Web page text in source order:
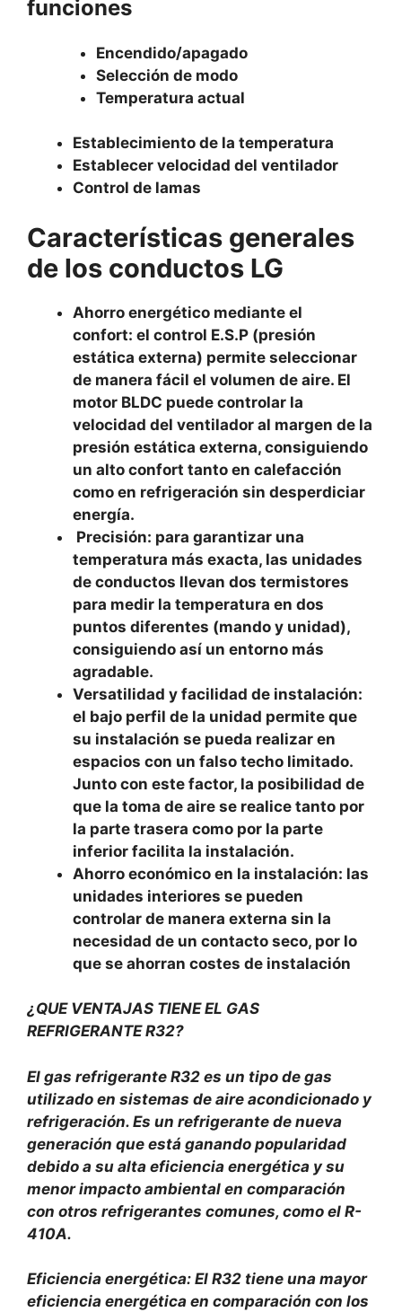
funciones
Encendido/apagado
Selección de modo
Temperatura actual
Establecimiento de la temperatura
Establecer velocidad del ventilador
Control de lamas
Características generales
de los conductos LG
Ahorro energético mediante el
confort: el control E.S.P (presión
estática externa) permite seleccionar
de manera fácil el volumen de aire. El
motor BLDC puede controlar la
velocidad del ventilador al margen de la
presión estática externa, consiguiendo
un alto confort tanto en calefacción
como en refrigeración sin desperdiciar
energía.
Precisión: para garantizar una
temperatura más exacta, las unidades
de conductos llevan dos termistores
para medir la temperatura en dos
puntos diferentes (mando y unidad),
consiguiendo así un entorno más
agradable.
Versatilidad y facilidad de instalación:
el bajo perfil de la unidad permite que
su instalación se pueda realizar en
espacios con un falso techo limitado.
Junto con este factor, la posibilidad de
que la toma de aire se realice tanto por
la parte trasera como por la parte
inferior facilita la instalación.
Ahorro económico en la instalación: las
unidades interiores se pueden
controlar de manera externa sin la
necesidad de un contacto seco, por lo
que se ahorran costes de instalación
¿QUE VENTAJAS TIENE EL GAS
REFRIGERANTE R32?
El gas refrigerante R32 es un tipo de gas
utilizado en sistemas de aire acondicionado y
refrigeración. Es un refrigerante de nueva
generación que está ganando popularidad
debido a su alta eficiencia energética y su
menor impacto ambiental en comparación
con otros refrigerantes comunes, como el R-
410A.
Eficiencia energética: El R32 tiene una mayor
eficiencia energética en comparación con los